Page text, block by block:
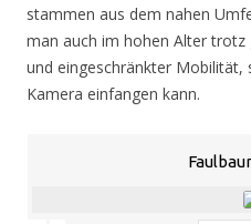
stammen aus dem nahen
man auch im hohen Alter trotz
und eingeschränkter
Kamera einfangen kann.